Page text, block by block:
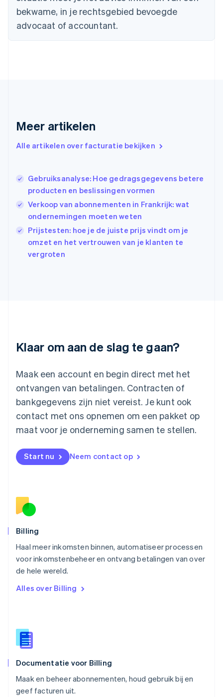
bekwame, in je rechtsgebied bevoegde
advocaat of accountant.
Meer artikelen
Alle artikelen over facturatie bekijken
Gebruiksanalyse: Hoe gedragsgegevens betere
producten en beslissingen vormen
Verkoop van abonnementen in Frankrijk: wat
ondernemingen moeten weten
Prijstesten: hoe je de juiste prijs vindt om je
omzet en het vertrouwen van je klanten te
vergroten
Klaar om aan de slag te gaan?
Maak een account en begin direct met het
ontvangen van betalingen. Contracten of
bankgegevens zijn niet vereist. Je kunt ook
contact met ons opnemen om een pakket op
maat voor je onderneming samen te stellen.
Start nu Neem contact op
Billing
Haal meer inkomsten binnen, automatiseer processen
voor inkomstenbeheer en ontvang betalingen van over
de hele wereld.
Alles over Billing
Documentatie voor Billing
Maak en beheer abonnementen, houd gebruik bij en
geef facturen uit.
English
Duitsland
DeutschEnglish
English
English
English
Ierland
English
English
Italië
Italiano English
Japan
日本語 English
Kroatië
FrançaisDeutschEnglish
English
Malta
English
Mexico
Nederland
NederlandsEnglish
English
Noorwegen
English
Portugal
Português
English
Singapore
English简体中文
EnglishItaliano
Español
Thailand
Tsjechië
Vasteland van China
简体中文English